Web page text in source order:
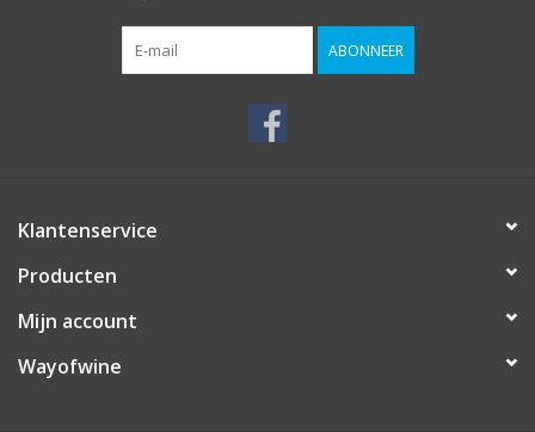
ABONNEER
Klantenservice
Producten
Mijn account
Wayofwine